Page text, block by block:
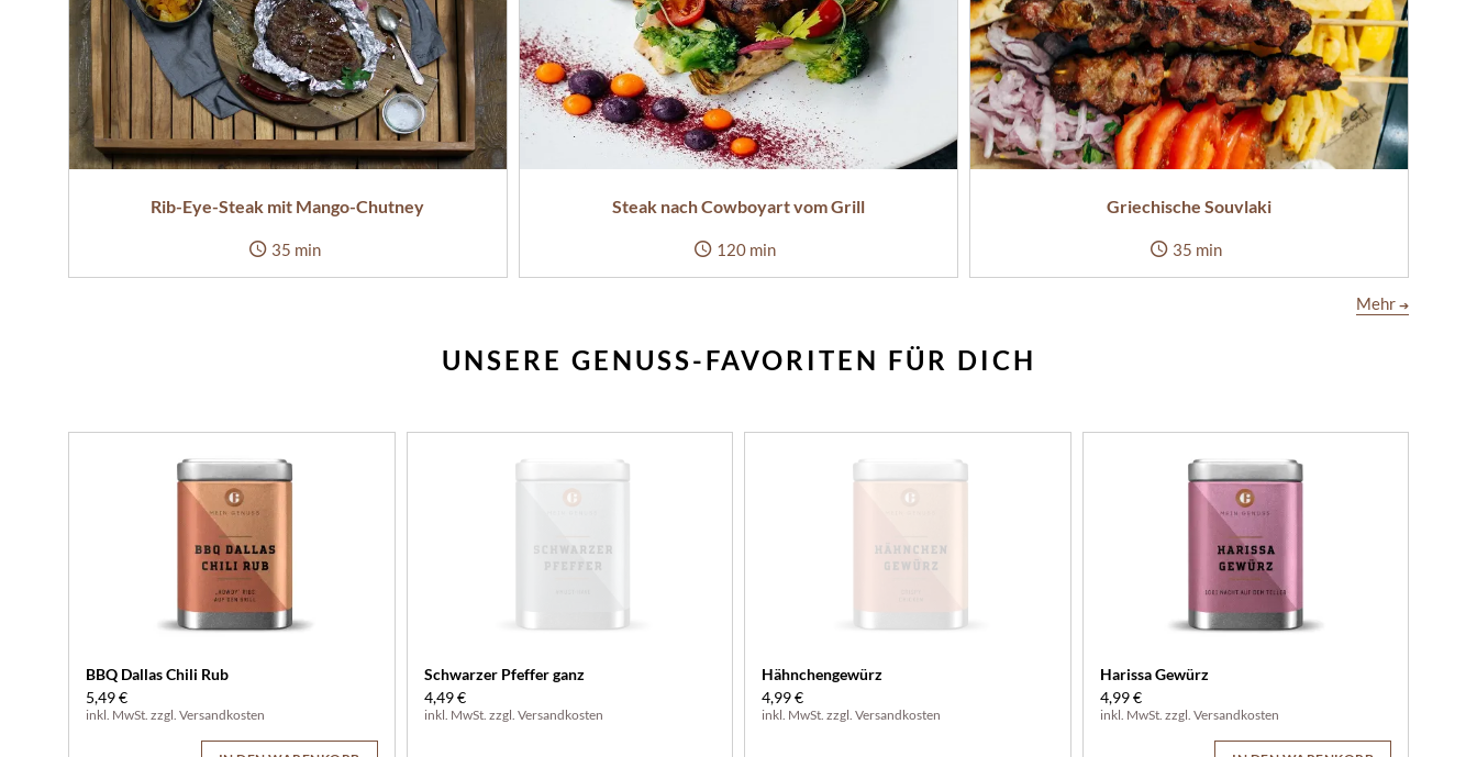
Rib-Eye-Steak mit Mango-Chutney
35 min
Steak nach Cowboyart vom Grill
120 min
Griechische Souvlaki
35 min
Mehr ➔
UNSERE GENUSS-FAVORITEN FÜR DICH
BBQ Dallas Chili Rub
5,49 €
inkl. MwSt. zzgl. Versandkosten
Schwarzer Pfeffer ganz
4,49 €
inkl. MwSt. zzgl. Versandkosten
Hähnchengewürz
4,99 €
inkl. MwSt. zzgl. Versandkosten
Harissa Gewürz
4,99 €
inkl. MwSt. zzgl. Versandkosten